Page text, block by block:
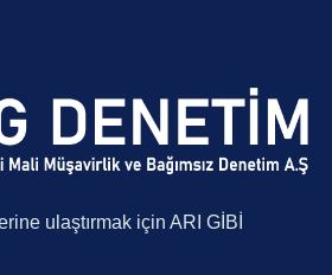
ulaştırmak için ARI GİBİ